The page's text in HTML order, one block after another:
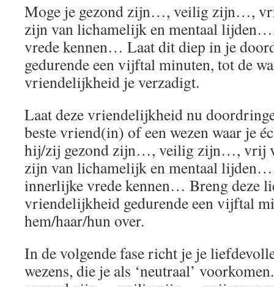
Moge je gezond zijn…, veilig zijn…,
zijn van lichamelijk en mentaal
vrede kennen… Laat dit diep in je
gedurende een vijftal minuten, tot de
vriendelijkheid je verzadigt.
Laat deze vriendelijkheid nu
beste vriend(in) of een wezen waar je
hij/zij gezond zijn…, veilig zijn…, vrij
zijn van lichamelijk en mentaal
innerlijke vrede kennen… Breng deze
vriendelijkheid gedurende een vijftal
hem/haar/hun over.
In de volgende fase richt je je
wezens, die je als ‘neutraal’